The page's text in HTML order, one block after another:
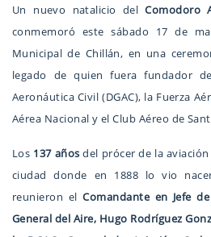
Un nuevo natalicio delComodoro
conmemoró este sábado 17 de
Municipal de Chillán, en una
legado de quien fuera fundador
Aeronáutica Civil (DGAC), la Fuerza
Aérea Nacional y el Club Aéreo de
Los 137 años del prócer de la
ciudad donde en 1888 lo vio
reunieron elComandante en Jefe
General del Aire, Hugo Rodríguez